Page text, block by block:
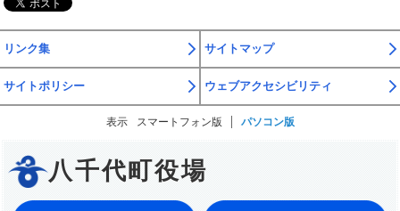
リンク集 サイトマップ
サイトポリシー ウェブアクセシビリティ
表示 スマートフォン版 パソコン版
八千代町役場